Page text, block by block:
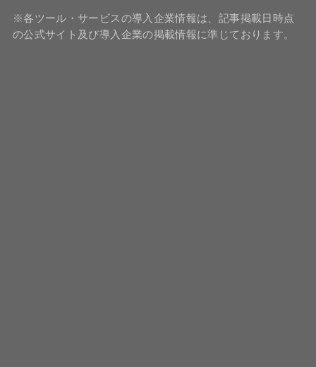
※各ツール・サービスの導入企業情報は、記事掲載日時点
の公式サイト及び導入企業の掲載情報に準じております。